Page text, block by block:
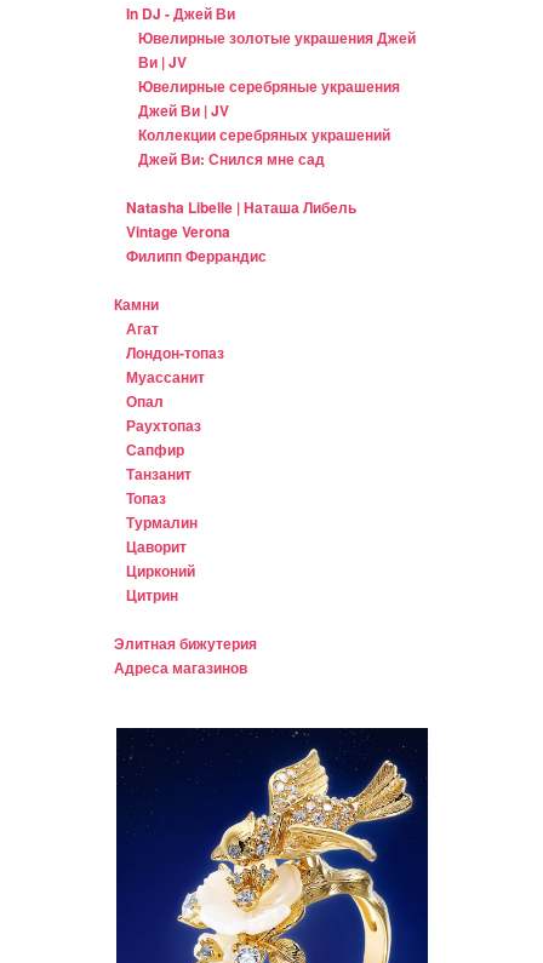
In DJ - Джей Ви
Ювелирные золотые украшения Джей
Ви | JV
Ювелирные серебряные украшения
Джей Ви | JV
Коллекции серебряных украшений
Джей Ви: Снился мне сад
Natasha Libelle | Наташа Либель
Vintage Verona
Филипп Феррандис
Камни
Агат
Лондон-топаз
Муассанит
Опал
Раухтопаз
Сапфир
Танзанит
Топаз
Турмалин
Цаворит
Цирконий
Цитрин
Элитная бижутерия
Адреса магазинов